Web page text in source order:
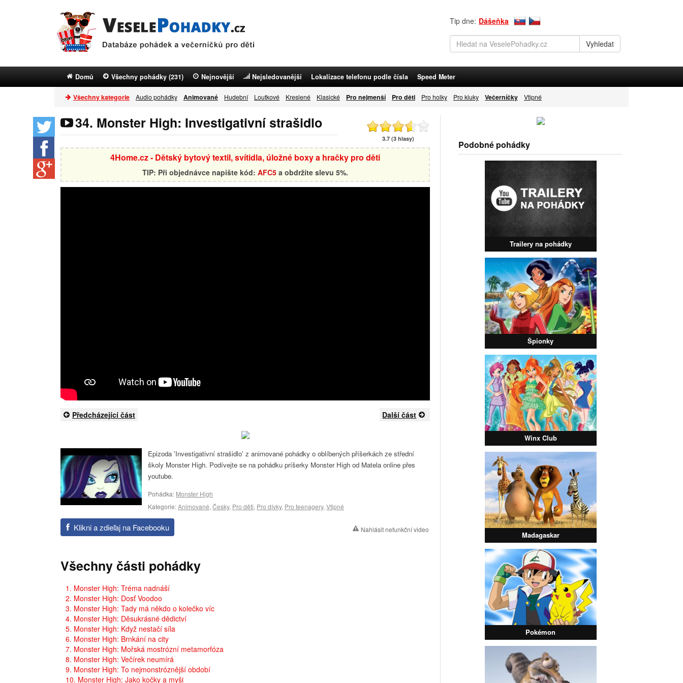
Tip dne: Dášeňka
Domů Všechny pohádky (231) Nejnovější Nejsledovanější Lokalizace telefonu podle čísla Speed Meter
Všechny kategorie Audio pohádky Animované Hudební Loutkové Kreslené Klasické Pro nejmenší Pro děti Pro holky Pro kluky Večerníčky Vtipné
34. Monster High: Investigativní strašidlo
3.7 (3 hlasy)
4Home.cz - Dětský bytový textil, svítidla, úložné boxy a hračky pro děti
TIP: Při objednávce napište kód:AFC5 a obdržíte slevu 5%.
Předcházející část Další část
Epizoda 'Investigativní strašidlo' z animované pohádky o oblíbených příšerkách ze střední
školy Monster High. Podívejte se na pohádku príšerky Monster High od Matela online přes
youtube.
Pohádka: Monster High
Kategorie:Animované, Česky, Pro děti, Pro dívky, Pro teenagery, Vtipné
Klikni a zdieľaj na Facebooku Nahlásit nefunkční video
Všechny části pohádky
1. Monster High: Tréma nadnáší
2. Monster High: Dosť Voodoo
3. Monster High: Tady má někdo o kolečko víc
4. Monster High: Děsukrásné dědictví
5. Monster High: Když nestačí síla
6. Monster High: Brnkání na city
7. Monster High: Mořská mostrózní metamorfóza
8. Monster High: Večírek neumírá
9. Monster High: To nejmonstróznější období
10. Monster High: Jako kočky a myši
Podobné pohádky
Trailery na pohádky
Špionky
Winx Club
Madagaskar
Pokémon